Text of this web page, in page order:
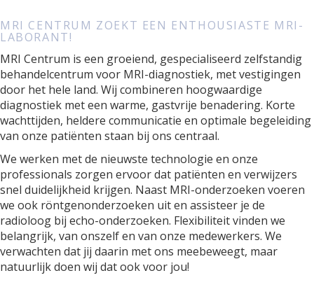
MRI CENTRUM ZOEKT EEN ENTHOUSIASTE MRI-
LABORANT!
MRI Centrum is een groeiend, gespecialiseerd zelfstandig
behandelcentrum voor MRI-diagnostiek, met vestigingen
door het hele land. Wij combineren hoogwaardige
diagnostiek met een warme, gastvrije benadering. Korte
wachttijden, heldere communicatie en optimale begeleiding
van onze patiënten staan bij ons centraal.
We werken met de nieuwste technologie en onze
professionals zorgen ervoor dat patiënten en verwijzers
snel duidelijkheid krijgen. Naast MRI-onderzoeken voeren
we ook röntgenonderzoeken uit en assisteer je de
radioloog bij echo-onderzoeken. Flexibiliteit vinden we
belangrijk, van onszelf en van onze medewerkers. We
verwachten dat jij daarin met ons meebeweegt, maar
natuurlijk doen wij dat ook voor jou!